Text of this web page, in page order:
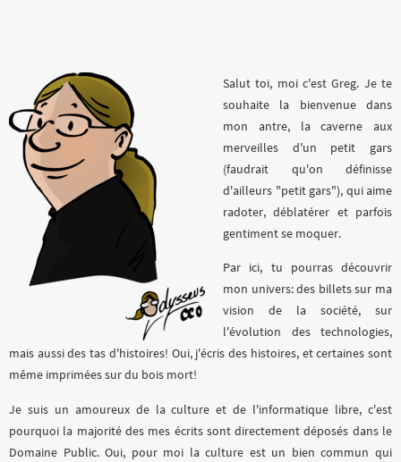
Salut toi, moi c'est Greg. Je te
souhaite la bienvenue dans
mon antre, la caverne aux
merveilles d'un petit gars
(faudrait qu'on définisse
d'ailleurs "petit gars"), qui aime
radoter, déblatérer et parfois
gentiment se moquer.
Par ici, tu pourras découvrir
mon univers: des billets sur ma
vision de la société, sur
l'évolution des technologies,
mais aussi des tas d'histoires! Oui, j'écris des histoires, et certaines sont
même imprimées sur du bois mort!
Je suis un amoureux de la culture et de l'informatique libre, c'est
pourquoi la majorité des mes écrits sont directement déposés dans le
Domaine Public. Oui, pour moi la culture est un bien commun qui